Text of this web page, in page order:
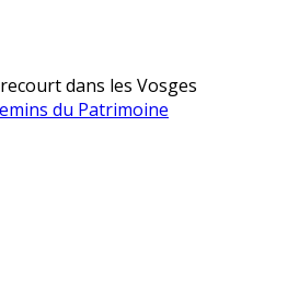
dans les Vosges
du Patrimoine